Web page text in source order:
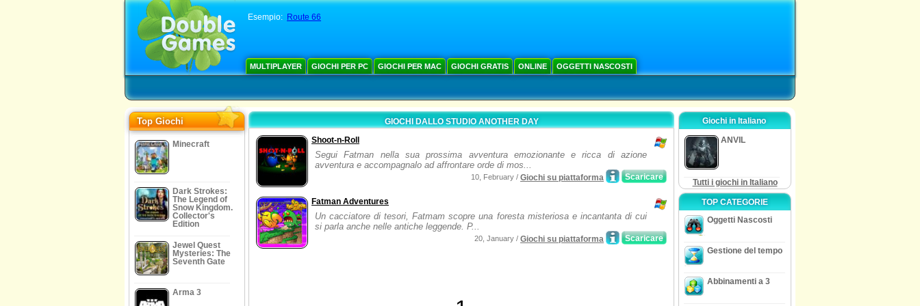
Esempio: Route 66
MULTIPLAYER GIOCHI PER PC GIOCHI PER MAC GIOCHI GRATIS ONLINE OGGETTI NASCOSTI
Top Giochi
Minecraft
Dark Strokes:
The Legend of
Snow Kingdom.
Collector's
Edition
Jewel Quest
Mysteries: The
Seventh Gate
Arma 3
GIOCHI DALLO STUDIO ANOTHER DAY
Shoot-n-Roll
Segui Fatman nella sua prossima avventura emozionante e ricca di azione
avventura e accompagnalo ad affrontare orde di mos...
Scaricare
10, February / Giochi su piattaforma
Fatman Adventures
Un cacciatore di tesori, Fatmam scopre una foresta misteriosa e incantanta di cui
si parla anche nelle antiche leggende. P...
Scaricare
20, January / Giochi su piattaforma
Giochi in Italiano
ANVIL
Tutti i giochi in Italiano
TOP CATEGORIE
Oggetti Nascosti
Gestione del tempo
Abbinamenti a 3